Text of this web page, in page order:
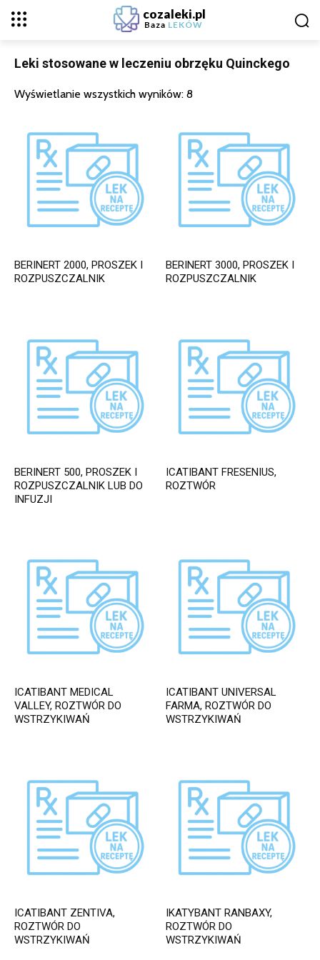
cozaleki.pl
Baza LEKÓW
Leki stosowane w leczeniu obrzęku Quinckego
Wyświetlanie wszystkich wyników: 8
BERINERT 2000, PROSZEK I
ROZPUSZCZALNIK
BERINERT 3000, PROSZEK I
ROZPUSZCZALNIK
BERINERT 500, PROSZEK I
ROZPUSZCZALNIK LUB DO
INFUZJI
ICATIBANT FRESENIUS,
ROZTWÓR
ICATIBANT MEDICAL
VALLEY, ROZTWÓR DO
WSTRZYKIWAŃ
ICATIBANT UNIVERSAL
FARMA, ROZTWÓR DO
WSTRZYKIWAŃ
ICATIBANT ZENTIVA,
ROZTWÓR DO
WSTRZYKIWAŃ
IKATYBANT RANBAXY,
ROZTWÓR DO
WSTRZYKIWAŃ